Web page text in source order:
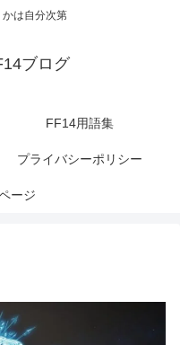
かは自分次第
ブログ
FF14用語集
プライバシーポリシー
ージ